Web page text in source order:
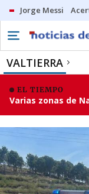
Jorge Messi
VALTIERRA
EL TIEMPO
Varias zonas de